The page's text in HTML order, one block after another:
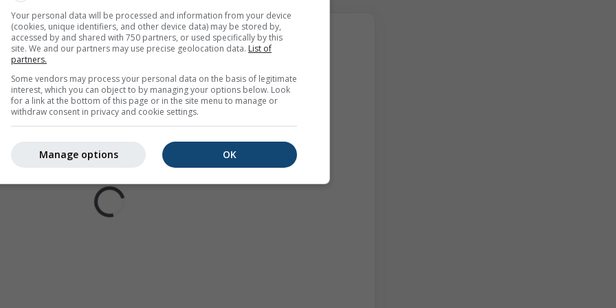
Your personal data will be processed and information from your device
(cookies, unique identifiers, and other device data) may be stored by,
accessed by and shared with 750 partners, or used specifically by this
site. We and our partners may use precise geolocation data. List of
partners.
Some vendors may process your personal data on the basis of legitimate
interest, which you can object to by managing your options below. Look
for a link at the bottom of this page or in the site menu to manage or
withdraw consent in privacy and cookie settings.
OK
Manage options